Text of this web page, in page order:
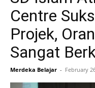
Centre
Projek,
Sangat
Merdeka Belajar - February